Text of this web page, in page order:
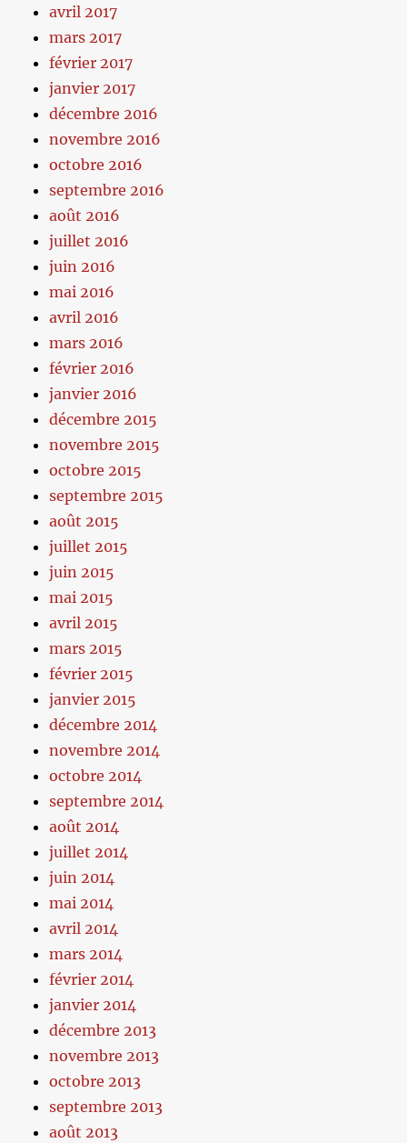
avril 2017
mars 2017
février 2017
janvier 2017
décembre 2016
novembre 2016
octobre 2016
septembre 2016
août 2016
juillet 2016
juin 2016
mai 2016
avril 2016
mars 2016
février 2016
janvier 2016
décembre 2015
novembre 2015
octobre 2015
septembre 2015
août 2015
juillet 2015
juin 2015
mai 2015
avril 2015
mars 2015
février 2015
janvier 2015
décembre 2014
novembre 2014
octobre 2014
septembre 2014
août 2014
juillet 2014
juin 2014
mai 2014
avril 2014
mars 2014
février 2014
janvier 2014
décembre 2013
novembre 2013
octobre 2013
septembre 2013
août 2013